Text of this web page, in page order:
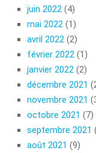
juin 2022 (4)
mai 2022 (1)
avril 2022 (2)
février 2022 (1)
janvier 2022 (2)
décembre 2021
novembre 2021
octobre 2021 (7)
septembre 2021
août 2021 (9)